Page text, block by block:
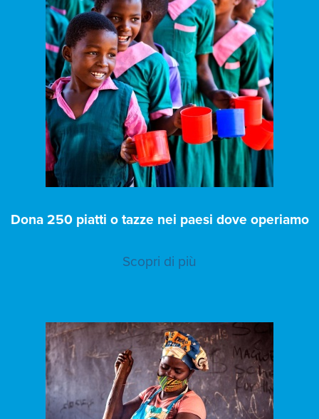
Dona 250 piatti o tazze nei paesi dove operiamo
Scopri di più